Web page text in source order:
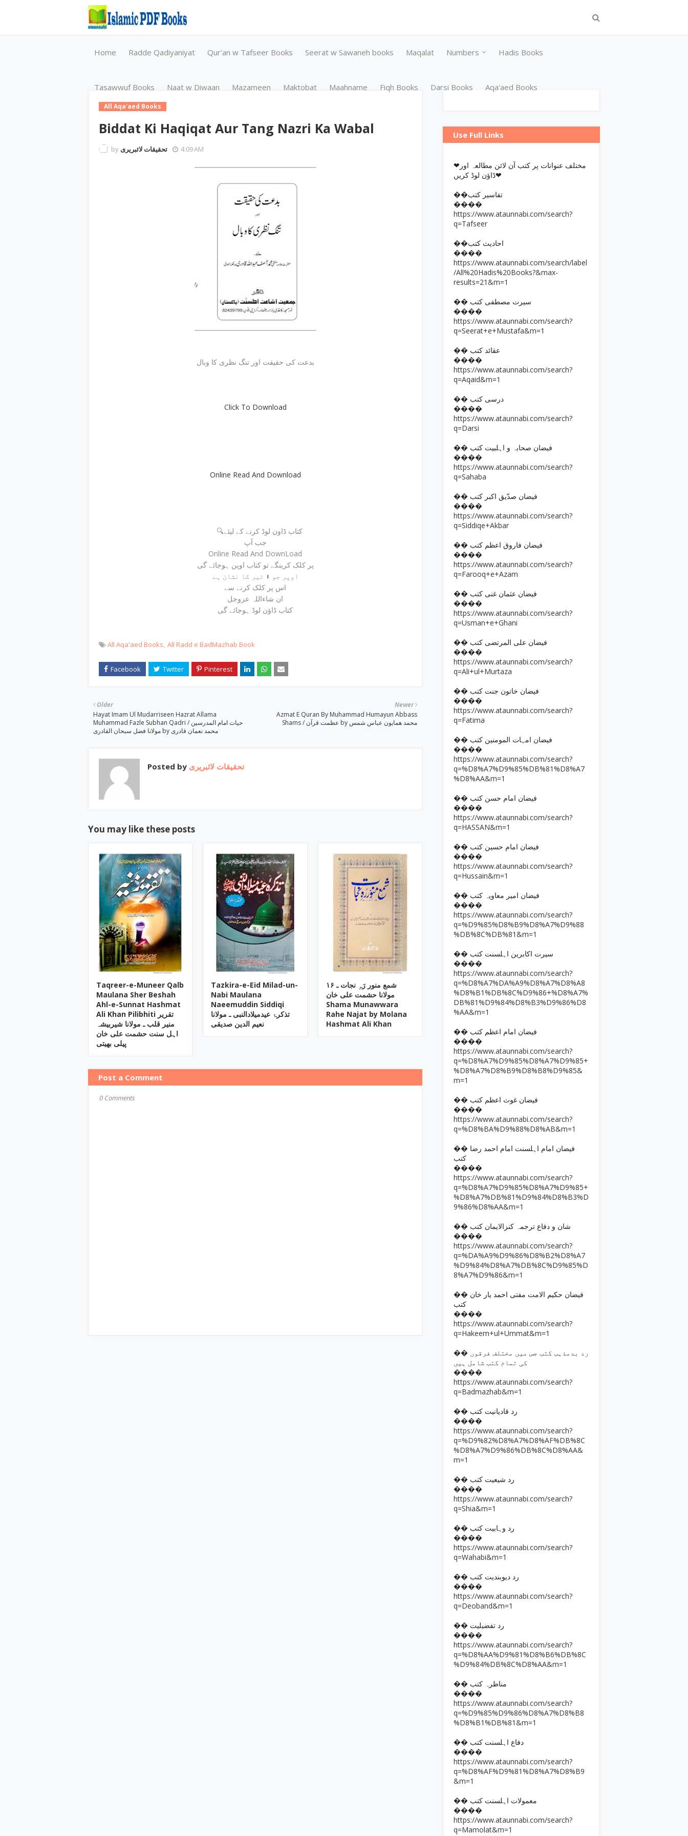
Home Radde Qadiyaniyat Qur'an w Tafseer Books Seerat w Sawaneh books Maqalat Numbers Hadis Books
Tasawwuf Books Naat w Diwaan Mazameen Maktobat Maahname Fiqh Books Darsi Books Aqa'aed Books
All Aqa'aed Books
Biddat Ki Haqiqat Aur Tang Nazri Ka Wabal
by تحقیقات لائبریری 4:09 AM
بدعت کی حقیقت اور تنگ نظری کا وبال
Click To Download
Online Read And Download
🔍کتاب ڈاون لوڈ کرنے کے لیئے
جب آپ
Online Read And DownLoad
پر کلک کرینگے تو کتاب اوپن ہوجائے گی
اوپر جو ⬇ تیر کا نشان ہے
اس پر کلک کرنے سے
ان شاءاللہ عزوجل
کتاب ڈاؤن لوڈ ہوجائے گی
All Aqa'aed Books All Radd e BadMazhab Book
Newer
Azmat E Quran By Muhammad Humayun Abbass
Shams / عظمت قرآن by محمد ھمایون عباس شمس
Older
Hayat Imam Ul Mudarriseen Hazrat Allama
Muhammad Fazle Subhan Qadri / حیات امام المدرسین
مولانا فضل سبحان القادری by محمد نعمان قادری
Posted by تحقیقات لائبریری
You may like these posts
Taqreer-e-Muneer Qalb
Maulana Sher Beshah
Ahl-e-Sunnat Hashmat
Ali Khan Pilibhiti تقریر
منیر قلب ـ مولانا شیربیشہ
اہل سنت حشمت علی خان
پیلی بھیتی
Tazkira-e-Eid Milad-un-
Nabi Maulana
Naeemuddin Siddiqi
تذکرۂ عیدمیلادالنبی ـ مولانا
نعیم الدین صدیقی
۱۶ شمع منور رَہِ نجات ـ
مولانا حشمت علی خان
Shama Munawwara
Rahe Najat by Molana
Hashmat Ali Khan
Post a Comment
0 Comments
Use Full Links
❤مختلف عنوانات پر کتب آن لائن مطالعہ اور
ڈاؤن لوڈ کریں❤
��تفاسیر کتب
����
https://www.ataunnabi.com/search?
q=Tafseer
��احادیث کتب
����
https://www.ataunnabi.com/search/label
/All%20Hadis%20Books?&max-
results=21&m=1
�� سیرت مصطفی کتب
����
https://www.ataunnabi.com/search?
q=Seerat+e+Mustafa&m=1
�� عقائد کتب
����
https://www.ataunnabi.com/search?
q=Aqaid&m=1
�� درسی کتب
����
https://www.ataunnabi.com/search?
q=Darsi
�� فیضان صحابہ و اہلبیت کتب
����
https://www.ataunnabi.com/search?
q=Sahaba
�� فیضان صدّیق اکبر کتب
����
https://www.ataunnabi.com/search?
q=Siddiqe+Akbar
�� فیضان فاروق اعظم کتب
����
https://www.ataunnabi.com/search?
q=Farooq+e+Azam
�� فیضان عثمان غنی کتب
����
https://www.ataunnabi.com/search?
q=Usman+e+Ghani
�� فیضان علی المرتضی کتب
����
https://www.ataunnabi.com/search?
q=Ali+ul+Murtaza
�� فیضان خاتون جنت کتب
����
https://www.ataunnabi.com/search?
q=Fatima
�� فیضان امہات المومنین کتب
����
https://www.ataunnabi.com/search?
q=%D8%A7%D9%85%DB%81%D8%A7
%D8%AA&m=1
�� فیضان امام حسن کتب
����
https://www.ataunnabi.com/search?
q=HASSAN&m=1
�� فیضان امام حسین کتب
����
https://www.ataunnabi.com/search?
q=Hussain&m=1
�� فیضان امیر معاویہ کتب
����
https://www.ataunnabi.com/search?
q=%D9%85%D8%B9%D8%A7%D9%88
%DB%8C%DB%81&m=1
�� سیرت اکابرین اہلسنت کتب
����
https://www.ataunnabi.com/search?
q=%D8%A7%DA%A9%D8%A7%D8%A8
%D8%B1%DB%8C%D9%86+%D8%A7%
DB%81%D9%84%D8%B3%D9%86%D8
%AA&m=1
�� فیضان امام اعظم کتب
����
https://www.ataunnabi.com/search?
q=%D8%A7%D9%85%D8%A7%D9%85+
%D8%A7%D8%B9%D8%B8%D9%85&
m=1
�� فیضان غوث اعظم کتب
����
https://www.ataunnabi.com/search?
q=%D8%BA%D9%88%D8%AB&m=1
�� فیضان امام اہلسنت امام احمد رضا
کتب
����
https://www.ataunnabi.com/search?
q=%D8%A7%D9%85%D8%A7%D9%85+
%D8%A7%DB%81%D9%84%D8%B3%D
9%86%D8%AA&m=1
�� شان و دفاع ترجمہ کنزالایمان کتب
����
https://www.ataunnabi.com/search?
q=%DA%A9%D9%86%D8%B2%D8%A7
%D9%84%D8%A7%DB%8C%D9%85%D
8%A7%D9%86&m=1
�� فیضان حکیم الامت مفتی احمد یار خان
کتب
����
https://www.ataunnabi.com/search?
q=Hakeem+ul+Ummat&m=1
�� رد بدمذہب کتب جس میں مختلف فرقوں
کی تمام کتب شامل ہیں
����
https://www.ataunnabi.com/search?
q=Badmazhab&m=1
�� رد قادیانیت کتب
����
https://www.ataunnabi.com/search?
q=%D9%82%D8%A7%D8%AF%DB%8C
%D8%A7%D9%86%DB%8C%D8%AA&
m=1
�� رد شیعیت کتب
����
https://www.ataunnabi.com/search?
q=Shia&m=1
�� رد وہابیت کتب
����
https://www.ataunnabi.com/search?
q=Wahabi&m=1
�� رد دیوبندیت کتب
����
https://www.ataunnabi.com/search?
q=Deoband&m=1
�� رد تفضیلیت
����
https://www.ataunnabi.com/search?
q=%D8%AA%D9%81%D8%B6%DB%8C
%D9%84%DB%8C%D8%AA&m=1
�� مناظرہ کتب
����
https://www.ataunnabi.com/search?
q=%D9%85%D9%86%D8%A7%D8%B8
%D8%B1%DB%81&m=1
�� دفاع اہلسنت کتب
����
https://www.ataunnabi.com/search?
q=%D8%AF%D9%81%D8%A7%D8%B9
&m=1
�� معمولات اہلسنت کتب
����
https://www.ataunnabi.com/search?
q=Mamolat&m=1